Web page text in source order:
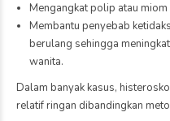
Mengangkat polip atau
Membantu penyebab
berulang sehingga
wanita.
Dalam banyak kasus,
relatif ringan dibandingkan